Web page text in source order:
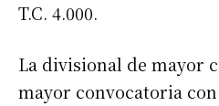
T.C. 4.000.
La divisional de mayor
mayor convocatoria